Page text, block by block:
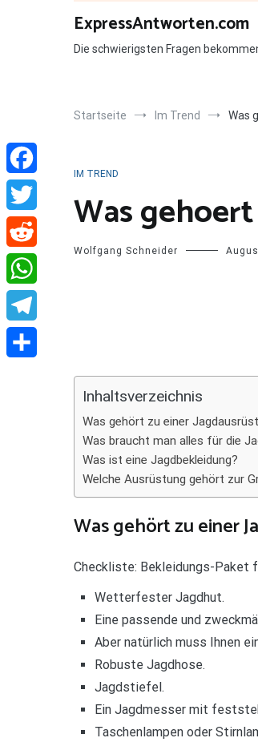
ExpressAntworten.com
Die schwierigsten Fragen
Startseite Im Trend Was
IM TREND
Was
Wolfgang Schneider
Inhaltsverzeichnis
Was gehört zu einer
Was braucht man alles für die
Was ist eine Jagdbekleidung?
Welche Ausrüstung gehört zur
Was gehört zu einer
Checkliste: Bekleidungs-Paket
Wetterfester Jagdhut.
Eine passende und
Aber natürlich muss Ihnen
Robuste Jagdhose.
Jagdstiefel.
Ein Jagdmesser mit
Taschenlampen oder
Facebook
Twitter
Reddit
WhatsApp
Telegram